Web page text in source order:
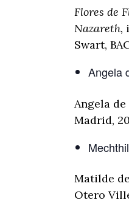
Flores de
Nazareth,
Swart,
Angela
Angela
Madrid,
Matilde
Otero